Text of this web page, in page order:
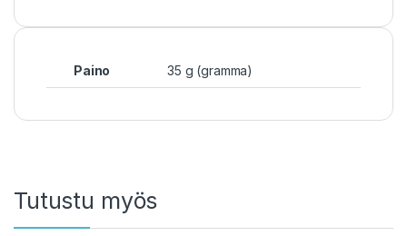
Paino 35 g (gramma)
Tutustu myös